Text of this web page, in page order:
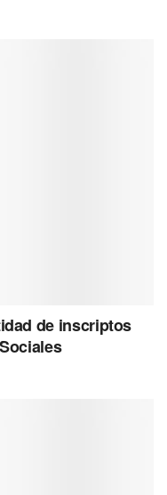
de inscriptos